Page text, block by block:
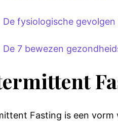
De fysiologische
De 7 bewezen
Fasting is een vorm